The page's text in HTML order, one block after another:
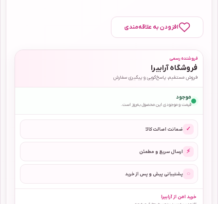
افزودن به علاقه‌مندی
فروشنده رسمی
فروشگاه آرابیرا
فروش مستقیم، پاسخ‌گویی و پیگیری سفارش
موجود
قیمت و موجودی این محصول به‌روز است.
✓ ضمانت اصالت کالا
⚡ ارسال سریع و مطمئن
◌ پشتیبانی پیش و پس از خرید
خرید امن از آرابیرا